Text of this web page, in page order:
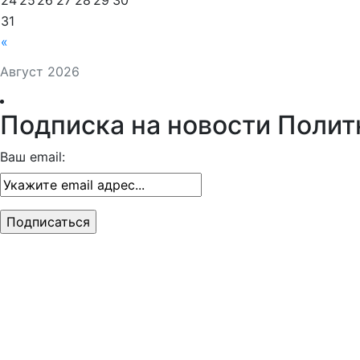
Август 2026
«
31
Подписка на новости
Ваш email: